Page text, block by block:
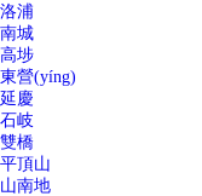
洛浦
南城
高埗
東營(yíng)
延慶
石岐
雙橋
平頂山
山南地